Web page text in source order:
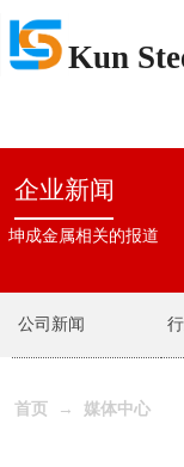
坤成金属相关的报道
企业新闻
公司新闻
首页 → 媒体中心
Kun